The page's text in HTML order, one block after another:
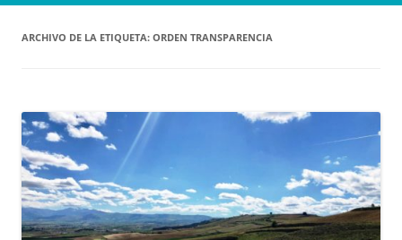
ARCHIVO DE LA ETIQUETA: ORDEN TRANSPARENCIA